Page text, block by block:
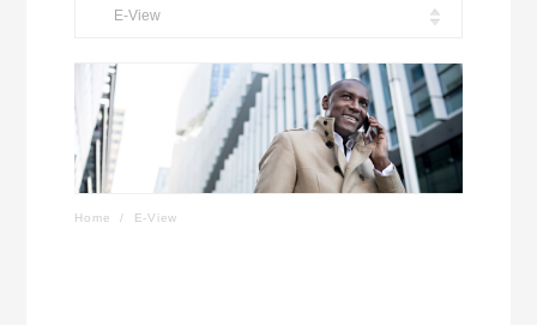
E-View
Home / E-View